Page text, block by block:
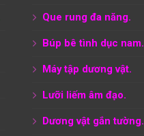
Que rung đa năng.
Búp bê tình dục nam.
Máy tập dương vật.
Lưỡi liếm âm đạo.
Dương vật gắn tường.